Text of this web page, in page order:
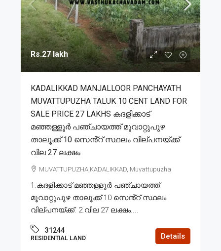
Rs.27 lakh
KADALIKKAD MANJALLOOR PANCHAYATH
MUVATTUPUZHA TALUK 10 CENT LAND FOR
SALE PRICE 27 LAKHS കദളിക്കാട്
മഞ്ഞള്ളൂർ പഞ്ചായത്ത് മൂവാറ്റുപുഴ
താലൂക്ക് 10 സെൻ്റ് സ്ഥലം വില്പനയ്ക്ക്
വില 27 ലക്ഷം
MUVATTUPUZHA,KADALIKKAD, Muvattupuzha
1.കദളിക്കാട് മഞ്ഞള്ളൂർ പഞ്ചായത്ത്
മൂവാറ്റുപുഴ താലൂക്ക് 10 സെൻ്റ് സ്ഥലം
വില്പനയ്ക്ക്. 2.വില 27 ലക്ഷം....
31244
RESIDENTIAL LAND Details